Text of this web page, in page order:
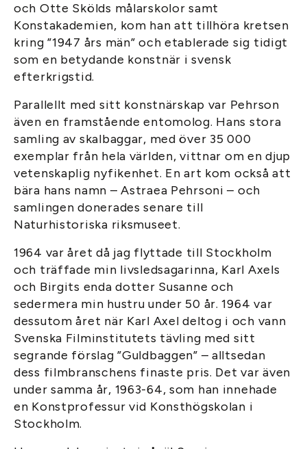
och Otte Skölds målarskolor samt
Konstakademien, kom han att tillhöra kretsen
kring ”1947 års män” och etablerade sig tidigt
som en betydande konstnär i svensk
efterkrigstid.
Parallellt med sitt konstnärskap var Pehrson
även en framstående entomolog. Hans stora
samling av skalbaggar, med över 35 000
exemplar från hela världen, vittnar om en djup
vetenskaplig nyfikenhet. En art kom också att
bära hans namn – Astraea Pehrsoni – och
samlingen donerades senare till
Naturhistoriska riksmuseet.
1964 var året då jag flyttade till Stockholm
och träffade min livsledsagarinna, Karl Axels
och Birgits enda dotter Susanne och
sedermera min hustru under 50 år. 1964 var
dessutom året när Karl Axel deltog i och vann
Svenska Filminstitutets tävling med sitt
segrande förslag ”Guldbaggen” – alltsedan
dess filmbranschens finaste pris. Det var även
under samma år, 1963-64, som han innehade
en Konstprofessur vid Konsthögskolan i
Stockholm.